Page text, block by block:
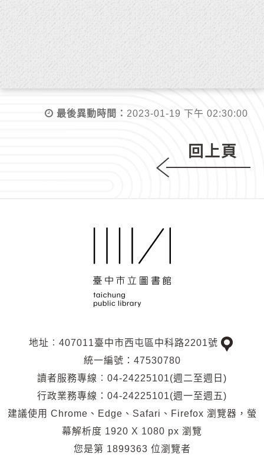
最後異動時間： 2023-01-19 下午 02:30:00
回上頁
地址︰407011臺中市西屯區中科路2201號
交
位
置
統一編號：47530780
讀者服務專線︰04-24225101(週二至週日)
行政業務專線：04-24225101(週一至週五)
建議使用 Chrome、Edge、Safari、Firefox 瀏覽器，螢
幕解析度 1920 X 1080 px 瀏覽
您是第 1899363 位瀏覽者